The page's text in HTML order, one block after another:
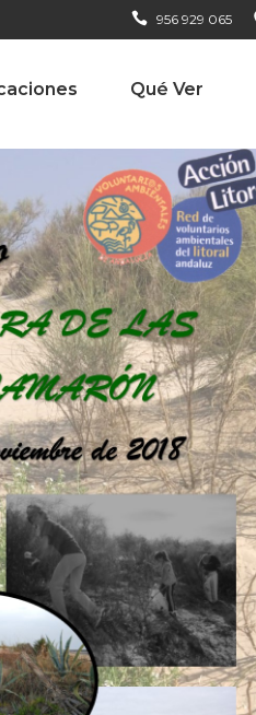
956 929 065
Qué Ver